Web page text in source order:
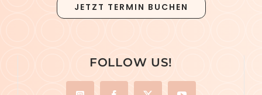
JETZT TERMIN BUCHEN
FOLLOW US!